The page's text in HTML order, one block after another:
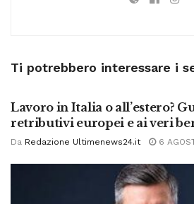
Ti potrebbero interessare i
Lavoro in Italia o all’estero?
retributivi europei e ai veri
Da Redazione Ultimenews24.it 6